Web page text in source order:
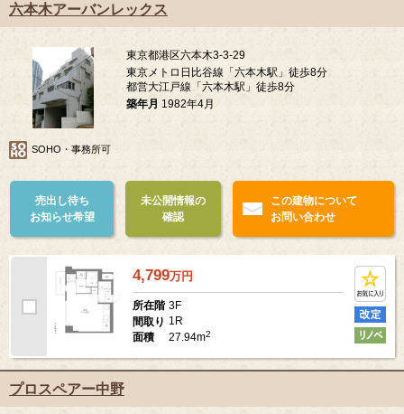
六本木アーバンレックス
東京都港区六本木3-3-29
東京メトロ日比谷線「六本木駅」徒歩8分
都営大江戸線「六本木駅」徒歩8分
築年月 1982年4月
SOHO・事務所可
売出し待ち
お知らせ希望
未公開情報の
確認
この建物について
お問い合わせ
4,799万円
所在階 3F
間取り 1R
面積
27.94m2
プロスペアー中野